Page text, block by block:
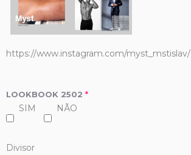
https://www.instagram.com/myst_mstislav/
LOOKBOOK 2502 *
SIM NÃO
Divisor